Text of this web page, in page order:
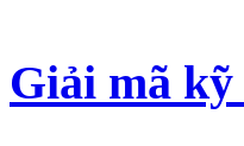
Giải mã